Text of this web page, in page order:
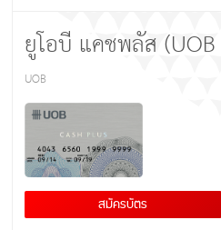
ยูโอบี แคชพลัส (UOB
UOB
สมัครบัตร